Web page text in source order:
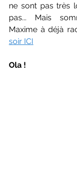
ne sont pas très
pas... Mais
Maxime à déjà
soir ICI
Ola !